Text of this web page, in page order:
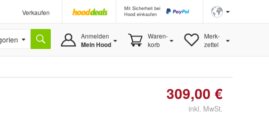
Verkaufen
Mit Sicherheit bei
Hood einkaufen
Anmelden
Mein Hood
Waren-
korb
Merk-
zettel
309,00 €
inkl. MwSt.